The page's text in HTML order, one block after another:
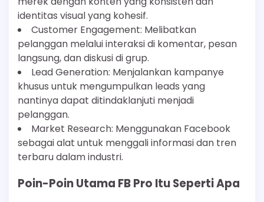
identitas visual yang kohesif.
Customer Engagement: Melibatkan
pelanggan melalui interaksi di komentar, pesan
langsung, dan diskusi di grup.
Lead Generation: Menjalankan kampanye
khusus untuk mengumpulkan leads yang
nantinya dapat ditindaklanjuti menjadi
pelanggan.
Market Research: Menggunakan Facebook
sebagai alat untuk menggali informasi dan tren
terbaru dalam industri.
Poin-Poin Utama FB Pro Itu Seperti Apa